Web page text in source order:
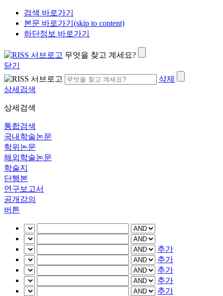
검색 바로가기
본문 바로가기(skip to content)
하단정보 바로가기
무엇을 찾고 계세요?
닫기
삭제
상세검색
상세검색
통합검색
국내학술논문
학위논문
해외학술논문
학술지
단행본
연구보고서
공개강의
버튼
추가
추가
추가
추가
추가